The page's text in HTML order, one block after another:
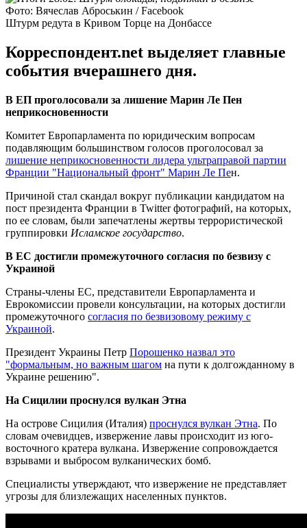
Фото: Вячеслав Аброськин / Facebook
Штурм редута в Кривом Торце на Донбассе
Корреспондент.net выделяет главные
события вчерашнего дня.
В ЕП проголосовали за лишение Марин Ле Пен
неприкосновенности
Комитет Европарламента по юридическим вопросам
подавляющим большинством голосов проголосовал за
лишение неприкосновенности лидера ультраправой партии
Франции "Национальный фронт" Марин Ле Пен.
Причиной стал скандал вокруг публикации кандидатом на
пост президента Франции в Twitter фотографий, на которых,
по ее словам, были запечатлены жертвы террористической
группировки Исламское государство.
В ЕС достигли промежуточного согласия по безвизу с
Украиной
Страны-члены ЕС, представители Европарламента и
Еврокомиссии провели консультации, на которых достигли
промежуточного согласия по безвизовому режиму с
Украиной.
Президент Украины Петр Порошенко назвал это
"формальным, но важным шагом на пути к долгожданному в
Украине решению".
На Сицилии проснулся вулкан Этна
На острове Сицилия (Италия) проснулся вулкан Этна. По
словам очевидцев, извержение лавы происходит из юго-
восточного кратера вулкана. Извержение сопровождается
взрывами и выбросом вулканических бомб.
Специалисты утверждают, что извержение не представляет
угрозы для близлежащих населенных пунктов.